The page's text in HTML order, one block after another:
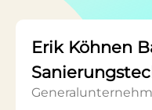
Erik Köhnen